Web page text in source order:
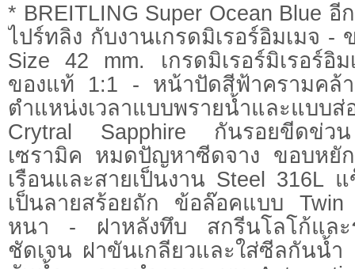
* BREITLING Super Ocean Blue อี
ไปร์ทลิง กับงานเกรดมิเรอร์อิมเมจ -
Size 42 mm. เกรดมิเรอร์มิเรอร์อิ
ของแท้ 1:1 - หน้าปัดสีฟ้าครามคล้า
ตำแหน่งเวลาแบบพรายน้ำและแบบ
Crytral Sapphire กันรอยขีดข่ว
เซรามิค หมดปัญหาซีดจาง ขอบหยั
เรือนและสายเป็นงาน Steel 316L
เป็นลายสร้อยถัก ข้อล๊อคแบบ
หนา - ฝาหลังทึบ สกรีนโลโก้และร
ชัดเจน ฝาขันเกลียวและใส่ซีลกันน้ำ